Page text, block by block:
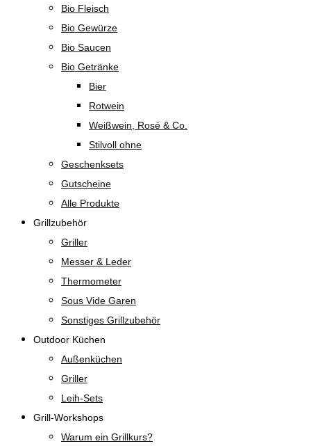
Bio Fleisch
Bio Gewürze
Bio Saucen
Bio Getränke
Bier
Rotwein
Weißwein, Rosé & Co.
Stilvoll ohne
Geschenksets
Gutscheine
Alle Produkte
Grillzubehör
Griller
Messer & Leder
Thermometer
Sous Vide Garen
Sonstiges Grillzubehör
Outdoor Küchen
Außenküchen
Griller
Leih-Sets
Grill-Workshops
Warum ein Grillkurs?